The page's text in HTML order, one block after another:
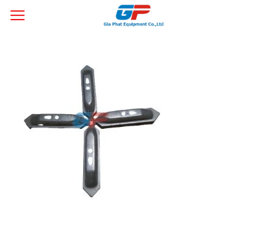
Skip
Máy Ra Vào Lốp / Phụ Tùng Máy Ra Vào Lốp